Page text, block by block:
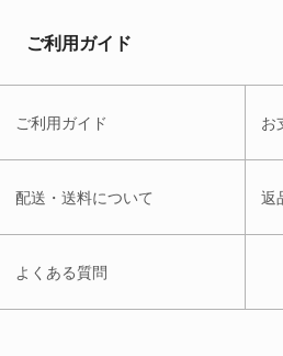
ご利用ガイド
ご利用ガイド お
配送・送料について 返
よくある質問